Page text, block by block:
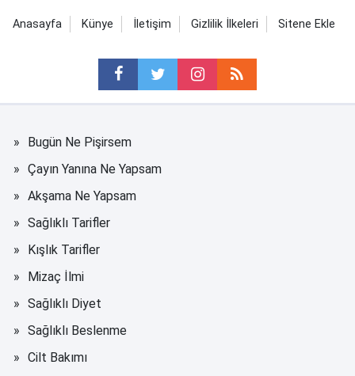
Anasayfa Künye İletişim Gizlilik İlkeleri Sitene Ekle
Bugün Ne Pişirsem
Çayın Yanına Ne Yapsam
Akşama Ne Yapsam
Sağlıklı Tarifler
Kışlık Tarifler
Mizaç İlmi
Sağlıklı Diyet
Sağlıklı Beslenme
Cilt Bakımı